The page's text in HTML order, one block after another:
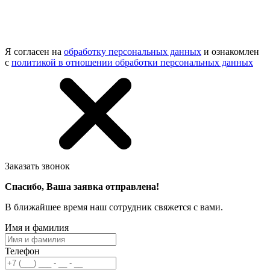
Я согласен на обработку персональных данных и ознакомлен
с политикой в отношении обработки персональных данных
Заказать звонок
Спасибо, Ваша заявка отправлена!
В ближайшее время наш сотрудник свяжется с вами.
Имя и фамилия
Телефон